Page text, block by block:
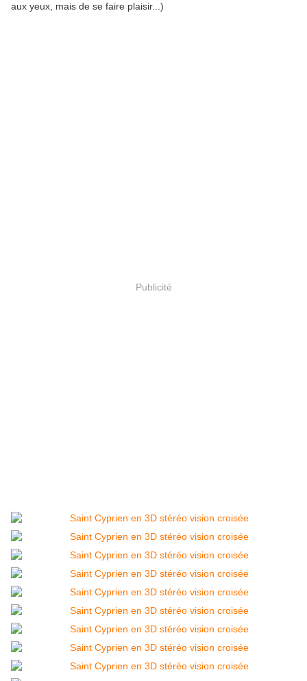
aux yeux, mais de se faire plaisir...)
Publicité